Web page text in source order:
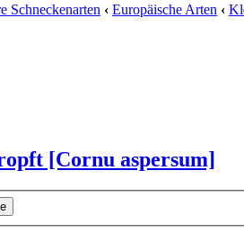
Schneckenarten ‹ Europäische Arten ‹
[Cornu aspersum]